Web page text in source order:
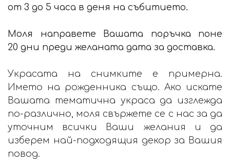
от 3 до 5 часа в деня на събитието.
Моля направете Вашата поръчка поне
20 дни преди желаната дата за доставка.
Украсата на снимките е примерна.
Името на рожденника също. Ако искате
Вашата тематична украса да изглежда
по-различно, моля свържете се с нас за да
уточним всички Ваши желания и да
изберем най-подходящия декор за Вашия
повод.